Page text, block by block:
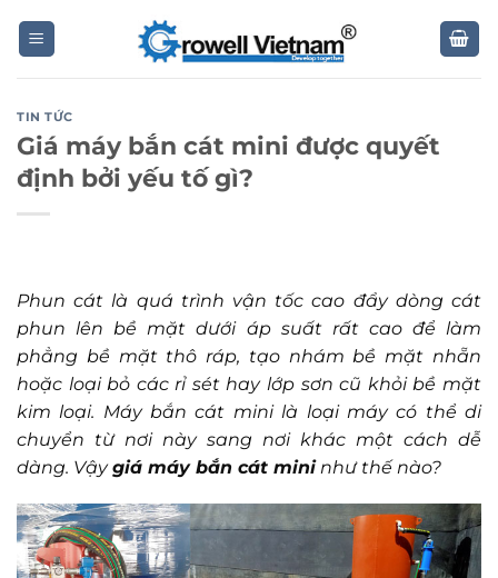
TIN TỨC
Giá máy bắn cát mini được quyết
định bởi yếu tố gì?
Phun cát là quá trình vận tốc cao đẩy dòng cát
phun lên bề mặt dưới áp suất rất cao để làm
phẳng bề mặt thô ráp, tạo nhám bề mặt nhẵn
hoặc loại bỏ các rỉ sét hay lớp sơn cũ khỏi bề mặt
kim loại. Máy bắn cát mini là loại máy có thể di
chuyển từ nơi này sang nơi khác một cách dễ
dàng. Vậygiá máy bắn cát mininhư thế nào?